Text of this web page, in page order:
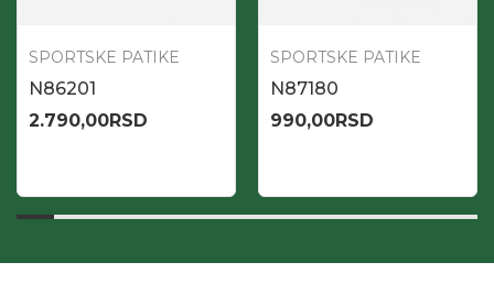
SPORTSKE PATIKE
N86201
2.790,00RSD
SPORTSKE PATIKE
N87180
990,00RSD